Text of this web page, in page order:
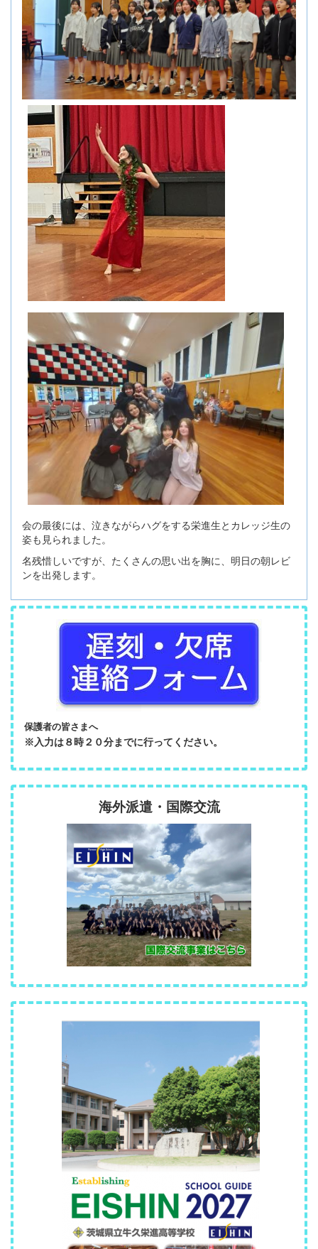
会の最後には、泣きながらハグをする栄進生とカレッジ生の
姿も見られました。
名残惜しいですが、たくさんの思い出を胸に、明日の朝レビ
ンを出発します。
保護者の皆さまへ
※入力は８時２０分までに行ってください。
海外派遣・国際交流